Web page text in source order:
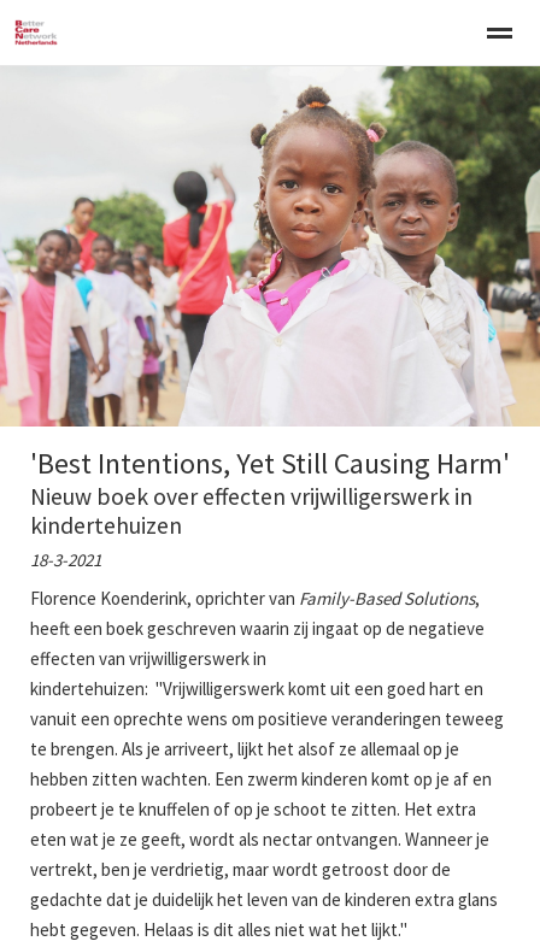
Werken met kinderen Gezinsgerichte
Home Nieuws Agenda E-mail
'Best Intentions, Yet Still Causing Harm'
Nieuw boek over effecten vrijwilligerswerk in
kindertehuizen
18-3-2021
Florence Koenderink, oprichter van Family-Based Solutions,
heeft een boek geschreven waarin zij ingaat op de negatieve
effecten van vrijwilligerswerk in
kindertehuizen: "Vrijwilligerswerk komt uit een goed hart en
vanuit een oprechte wens om positieve veranderingen teweeg
te brengen. Als je arriveert, lijkt het alsof ze allemaal op je
hebben zitten wachten. Een zwerm kinderen komt op je af en
probeert je te knuffelen of op je schoot te zitten. Het extra
eten wat je ze geeft, wordt als nectar ontvangen. Wanneer je
vertrekt, ben je verdrietig, maar wordt getroost door de
gedachte dat je duidelijk het leven van de kinderen extra glans
hebt gegeven. Helaas is dit alles niet wat het lijkt."